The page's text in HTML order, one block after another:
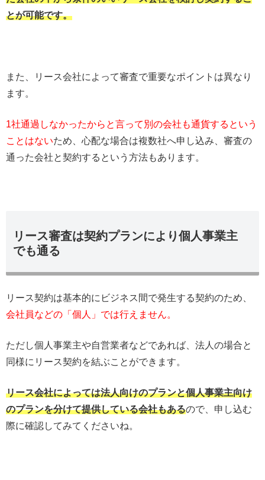
とが可能です。
また、リース会社によって審査で重要なポイントは異なり
ます。
1社通過しなかったからと言って別の会社も通貨するという
ことはないため、心配な場合は複数社へ申し込み、審査の
通った会社と契約するという方法もあります。
リース審査は契約プランにより個人事業主
でも通る
リース契約は基本的にビジネス間で発生する契約のため、
会社員などの「個人」では行えません。
ただし個人事業主や自営業者などであれば、法人の場合と
同様にリース契約を結ぶことができます。
リース会社によっては法人向けのプランと個人事業主向け
のプランを分けて提供している会社もあるので、申し込む
際に確認してみてくださいね。